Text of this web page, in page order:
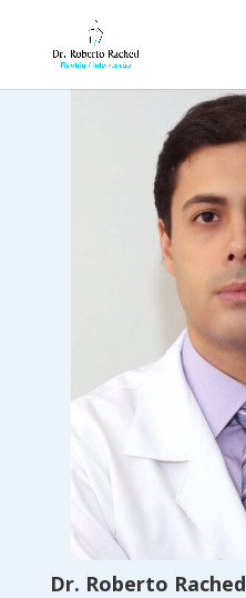
Dr. Roberto Rached